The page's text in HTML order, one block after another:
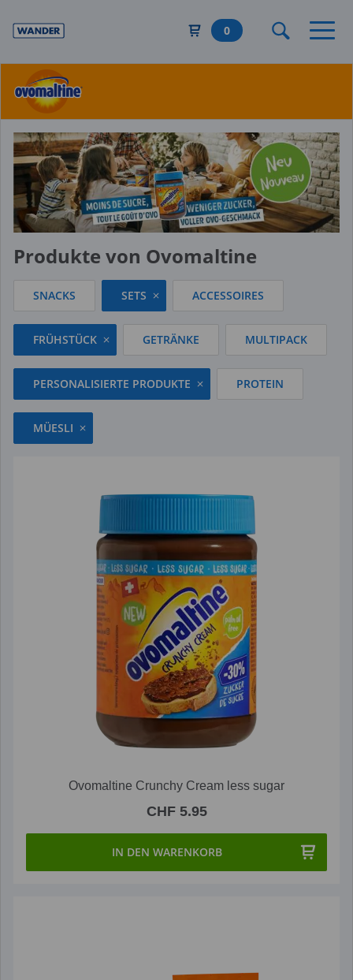
zum
0
Produkte von Ovomaltine
SNACKS SETS ACCESSOIRES
FRÜHSTÜCK GETRÄNKE MULTIPACK
PERSONALISIERTE PRODUKTE PROTEIN
MÜESLI
Ovomaltine Crunchy Cream less sugar
CHF 5.95
IN DEN WARENKORB